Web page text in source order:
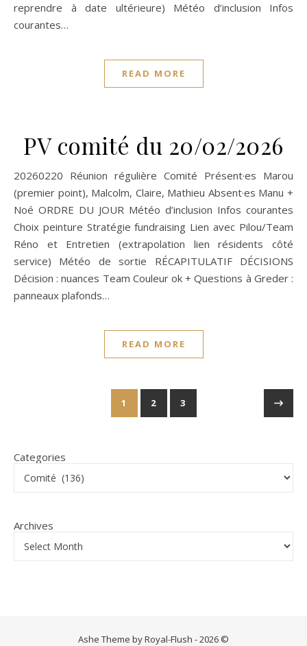
reprendre à date ultérieure) Météo d’inclusion Infos
courantes…
READ MORE
PV comité du 20/02/2026
20260220 Réunion régulière Comité Présent·es Marou
(premier point), Malcolm, Claire, Mathieu Absent·es Manu +
Noé ORDRE DU JOUR Météo d’inclusion Infos courantes
Choix peinture Stratégie fundraising Lien avec Pilou/Team
Réno et Entretien (extrapolation lien résidents côté
service) Météo de sortie RÉCAPITULATIF DÉCISIONS
Décision : nuances Team Couleur ok + Questions à Greder :
panneaux plafonds…
READ MORE
1 2 3
Categories
Archives
Ashe Theme by Royal-Flush - 2026 ©